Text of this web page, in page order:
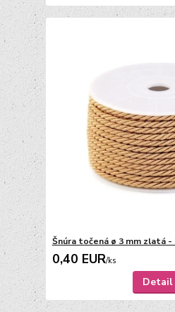
Šnúra točená ø 3 mm zlatá -
0,40 EUR/ks
Detail